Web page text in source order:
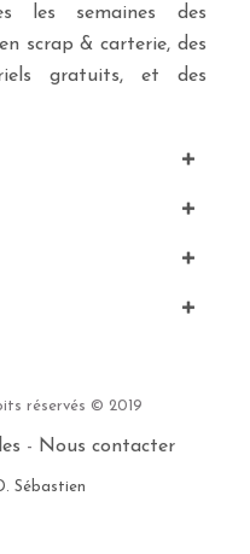
les semaines des
scrap & carterie, des
gratuits, et des
réservés © 2019
- Nous contacter
Sébastien